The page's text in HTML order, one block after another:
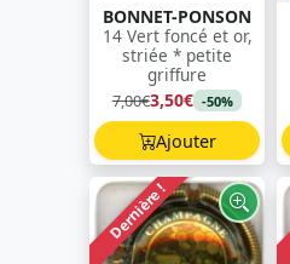
BONNET-PONSON
14 Vert foncé et or,
striée * petite
griffure
7,00€3,50€ -50%
Ajouter
Dernière !